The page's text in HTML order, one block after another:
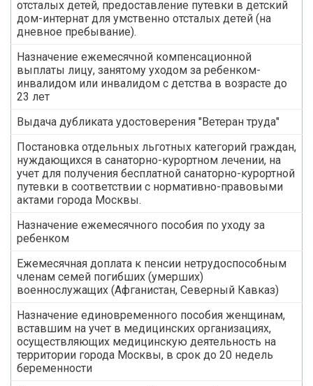
отсталых детей, предоставление путевки в детский
дом-интернат для умственно отсталых детей (на
дневное пребывание).
Назначение ежемесячной компенсационной
выплаты лицу, занятому уходом за ребенком-
инвалидом или инвалидом с детства в возрасте до
23 лет
Выдача дубликата удостоверения "Ветеран труда"
Постановка отдельных льготных категорий граждан,
нуждающихся в санаторно-курортном лечении, на
учет для получения бесплатной санаторно-курортной
путевки в соответствии с нормативно-правовыми
актами города Москвы.
Назначение ежемесячного пособия по уходу за
ребенком
Ежемесячная доплата к пенсии нетрудоспособным
членам семей погибших (умерших)
военнослужащих (Афганистан, Северный Кавказ)
Назначение единовременного пособия женщинам,
вставшим на учет в медицинских организациях,
осуществляющих медицинскую деятельность на
территории города Москвы, в срок до 20 недель
беременности